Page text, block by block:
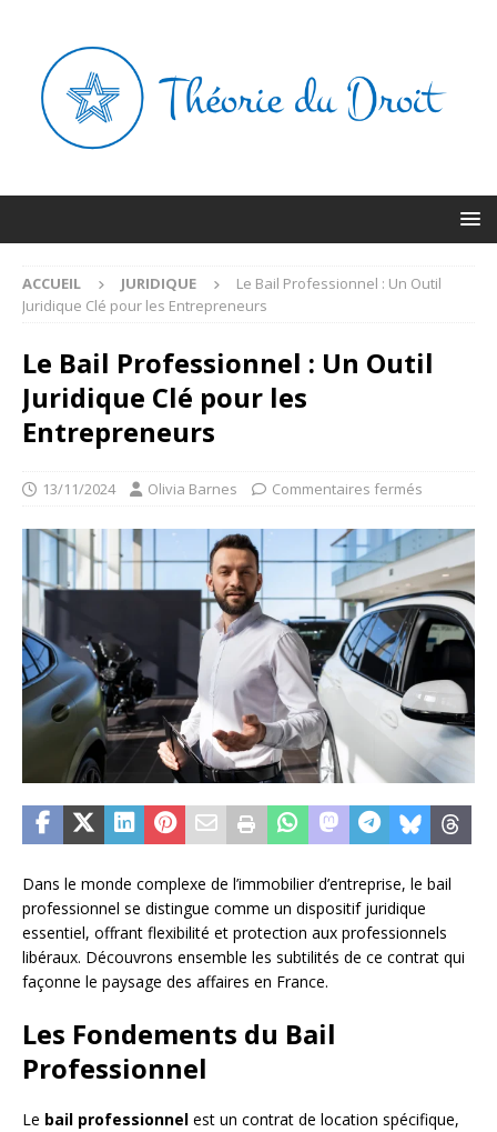
ACCUEIL JURIDIQUE
Le Bail Professionnel : Un Outil
Juridique Clé pour les Entrepreneurs
Le Bail Professionnel : Un Outil
Juridique Clé pour les
Entrepreneurs
13/11/2024 Olivia Barnes Commentaires fermés
Dans le monde complexe de l’immobilier d’entreprise, le bail
professionnel se distingue comme un dispositif juridique
essentiel, offrant flexibilité et protection aux professionnels
libéraux. Découvrons ensemble les subtilités de ce contrat qui
façonne le paysage des affaires en France.
Les Fondements du Bail
Professionnel
Le bail professionnel est un contrat de location spécifique,